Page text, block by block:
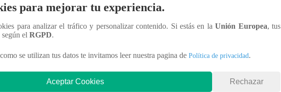
en febrero a la denuncia de la argentina Poly
estuvieron presentes varios chicos reality.
de la directora de la organización Miss
de febrero.
para mejorar tu experiencia.
para analizar el tráfico y personalizar contenido. Si estás en laUnión Europea, tus
según el RGPD.
se utilizan tus datos te invitamos leer nuestra pagina de Política de privacidad.
Aceptar Cookies Rechazar